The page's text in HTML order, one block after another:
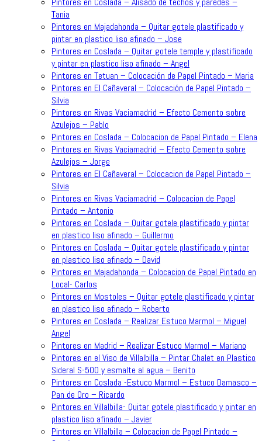
Tania
Pintores en Majadahonda – Quitar gotele plastificado y
pintar en plastico liso afinado – Jose
Pintores en Coslada – Quitar gotele temple y plastificado
y pintar en plastico liso afinado – Angel
Pintores en Tetuan – Colocación de Papel Pintado – Maria
Pintores en El Cañaveral – Colocación de Papel Pintado –
Silvia
Pintores en Rivas Vaciamadrid – Efecto Cemento sobre
Azulejos – Pablo
Pintores en Coslada – Colocacion de Papel Pintado – Elena
Pintores en Rivas Vaciamadrid – Efecto Cemento sobre
Azulejos – Jorge
Pintores en El Cañaveral – Colocacion de Papel Pintado –
Silvia
Pintores en Rivas Vaciamadrid – Colocacion de Papel
Pintado – Antonio
Pintores en Coslada – Quitar gotele plastificado y pintar
en plastico liso afinado – Guillermo
Pintores en Coslada – Quitar gotele plastificado y pintar
en plastico liso afinado – David
Pintores en Majadahonda – Colocacion de Papel Pintado en
Local- Carlos
Pintores en Mostoles – Quitar gotele plastificado y pintar
en plastico liso afinado – Roberto
Pintores en Coslada – Realizar Estuco Marmol – Miguel
Angel
Pintores en Madrid – Realizar Estuco Marmol – Mariano
Pintores en el Viso de Villalbilla – Pintar Chalet en Plastico
Sideral S-500 y esmalte al agua – Benito
Pintores en Coslada -Estuco Marmol – Estuco Damasco –
Pan de Oro – Ricardo
Pintores en Villalbilla- Quitar gotele plastificado y pintar en
plastico liso afinado – Javier
Pintores en Villalbilla – Colocacion de Papel Pintado –